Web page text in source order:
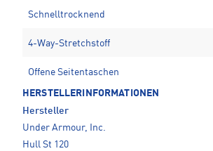
Schnelltrocknend
4-Way-Stretchstoff
Offene Seitentaschen
HERSTELLERINFORMATIONEN
Hersteller
Under Armour, Inc.
Hull St 120